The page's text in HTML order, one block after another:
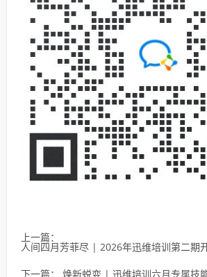
上一篇：
人间四月芳菲尽 | 2026年迅维培训第二期
下一篇： 焕新蜕变 | 迅维培训六月专属技